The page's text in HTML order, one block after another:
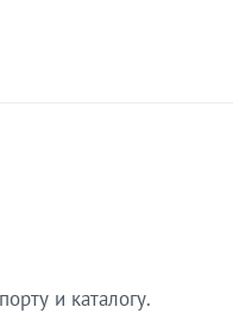
и каталогу.